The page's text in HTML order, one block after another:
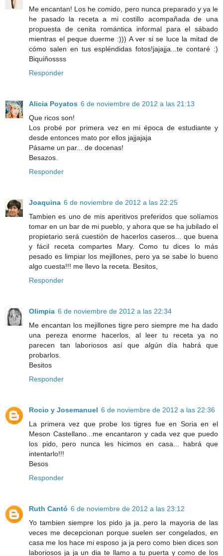
Me encantan! Los he comido, pero nunca preparado y ya le
he pasado la receta a mi costillo acompañada de una
propuesta de cenita romántica informal para el sábado
mientras el peque duerme :))) A ver si se luce la mitad de
cómo salen en tus espléndidas fotos!jajajja...te contaré :)
Biquiñossss
Responder
Alicia Poyatos 6 de noviembre de 2012 a las 21:13
Que ricos son!
Los probé por primera vez en mi época de estudiante y
desde entonces mato por ellos jajjajaja
Pásame un par... de docenas!
Besazos.
Responder
Joaquina 6 de noviembre de 2012 a las 22:25
Tambien es uno de mis aperitivos preferidos que solíamos
tomar en un bar de mi pueblo, y ahora que se ha jubilado el
propietario será cuestión de hacerlos caseros... que buena
y fácil receta compartes Mary. Como tu dices lo más
pesado es limpiar los mejillones, pero ya se sabe lo bueno
algo cuesta!!! me llevo la receta. Besitos,
Responder
Olimpia 6 de noviembre de 2012 a las 22:34
Me encantan los mejillones tigre pero siempre me ha dado
una pereza enorme hacerlos, al leer tu receta ya no
parecen tan laboriosos así que algún día habrá que
probarlos.
Besitos
Responder
Rocio y Josemanuel 6 de noviembre de 2012 a las 22:36
La primera vez que probe los tigres fue en Soria en el
Meson Castellano...me encantaron y cada vez que puedo
los pido, pero nunca les hicimos en casa... habrá que
intentarlo!!!
Besos
Responder
Ruth Cantó 6 de noviembre de 2012 a las 23:12
Yo tambien siempre los pido ja ja..pero la mayoria de las
veces me decepcionan porque suelen ser congelados, en
casa me los hace mi esposo ja ja pero como bien dices son
laboriosos ja ja un dia te llamo a tu puerta y como de los